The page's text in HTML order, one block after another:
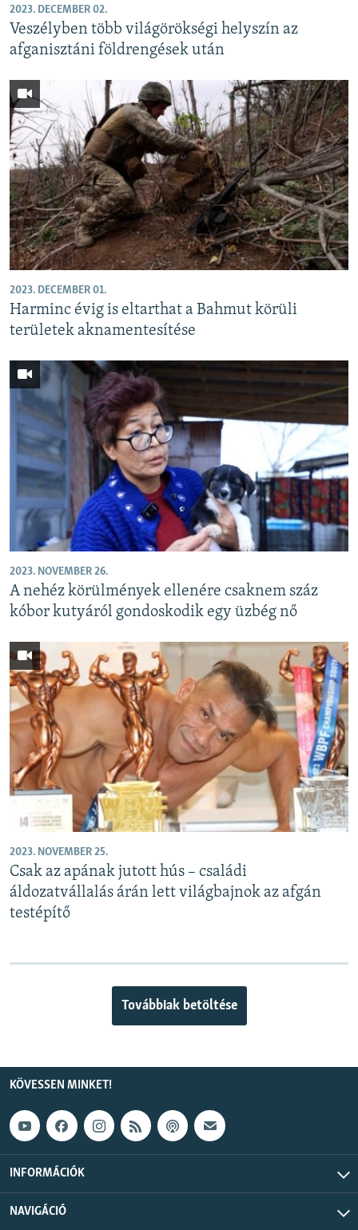
2023. DECEMBER 02.
Veszélyben több világörökségi helyszín az
afganisztáni földrengések után
2023. DECEMBER 01.
Harminc évig is eltarthat a Bahmut körüli
területek aknamentesítése
2023. NOVEMBER 26.
A nehéz körülmények ellenére csaknem száz
kóbor kutyáról gondoskodik egy üzbég nő
2023. NOVEMBER 25.
Csak az apának jutott hús – családi
áldozatvállalás árán lett világbajnok az afgán
testépítő
Továbbiak betöltése
KÖVESSEN MINKET!
INFORMÁCIÓK
NAVIGÁCIÓ